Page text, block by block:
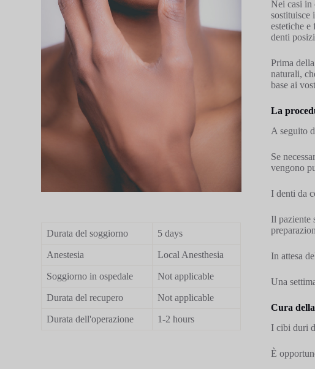
Nei casi in
sostituisce
estetiche
denti
Prima
naturali,
base ai
La
A seguito
Se
vengono
I denti da
Il paziente
In attesa
Una
Cura
I cibi duri
È
Durata del soggiorno 5 days
Anestesia Local Anesthesia
Soggiorno in ospedale Not applicable
Durata del recupero Not applicable
Durata dell'operazione 1-2 hours